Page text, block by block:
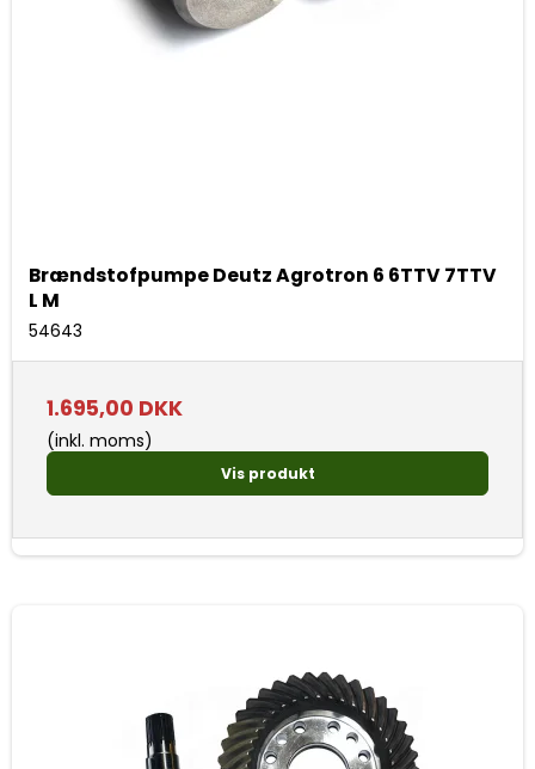
Brændstofpumpe Deutz Agrotron 6 6TTV 7TTV
L M
54643
1.695,00 DKK
(inkl. moms)
Vis produkt